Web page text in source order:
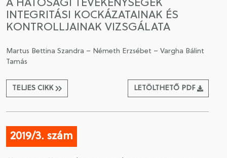
A HATÓSÁGI TEVÉKENYSÉGEK
INTEGRITÁSI KOCKÁZATAINAK ÉS
KONTROLLJAINAK VIZSGÁLATA
Martus Bettina Szandra – Németh Erzsébet – Vargha Bálint
Tamás
TELJES CIKK LETÖLTHETŐ PDF
2019/3. szám